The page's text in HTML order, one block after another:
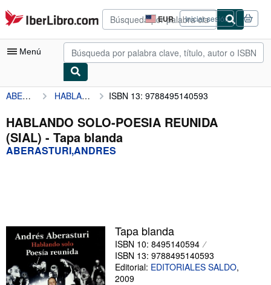
Pasar al contenido principal
IberLibro.com EUR
Preferencias
de
compra
del
Iniciar sesión
Menú
Mi cuenta
Consultar mis pedidos
Búsqueda avanzada
Vendedores
Comenzar a vender
Ayuda
ABERASTURI,ANDRES HABLANDO SOLO-POESIA REUNIDA (SIAL) ISBN 13: 9788495140593
HABLANDO SOLO-POESIA REUNIDA
(SIAL) - Tapa blanda
ABERASTURI,ANDRES
Tapa blanda
ISBN 10: 8495140594
ISBN 13: 9788495140593
Editorial: EDITORIALES SALDO,
2009